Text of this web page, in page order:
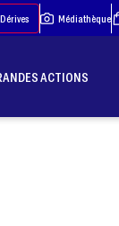
Médiathèque
ACTIONS